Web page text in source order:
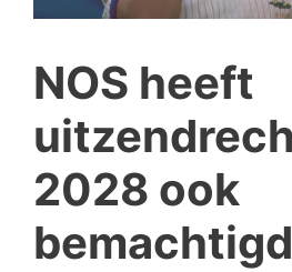
NOS heeft
2028 ook
bemachtigd